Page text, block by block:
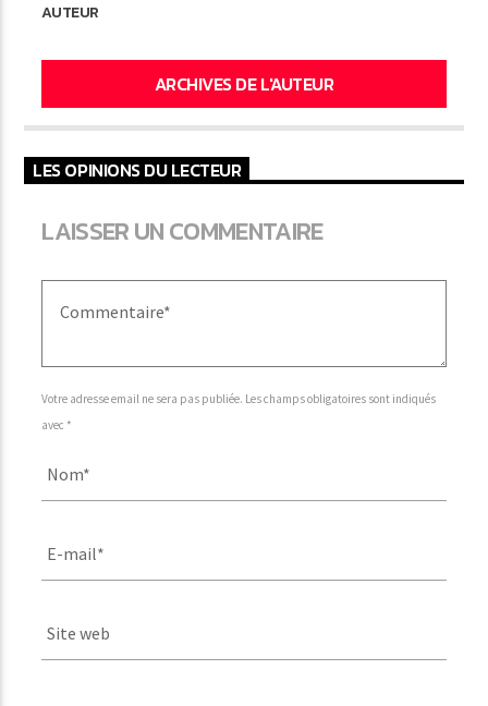
AUTEUR
ARCHIVES DE L'AUTEUR
LES OPINIONS DU LECTEUR
LAISSER UN COMMENTAIRE
Votre adresse email ne sera pas publiée. Les champs obligatoires sont indiqués
avec *